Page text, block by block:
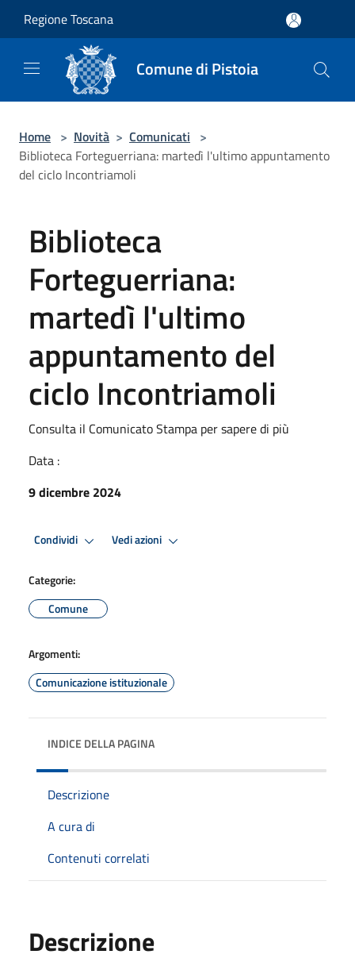
Regione Toscana
Comune di Pistoia
Home > Novità > Comunicati >
Biblioteca Forteguerriana: martedì l'ultimo appuntamento
del ciclo Incontriamoli
Biblioteca
Forteguerriana:
martedì l'ultimo
appuntamento del
ciclo Incontriamoli
Consulta il Comunicato Stampa per sapere di più
Data :
9 dicembre 2024
Condividi Vedi azioni
Categorie:
Comune
Argomenti:
Comunicazione istituzionale
INDICE DELLA PAGINA
Descrizione
A cura di
Contenuti correlati
Descrizione